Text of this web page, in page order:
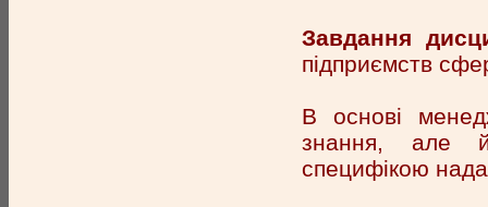
Завдання
підприємств
В основі
знання, але й
специфікою